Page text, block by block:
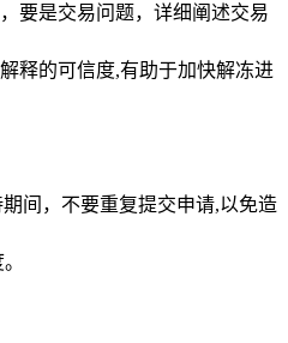
要是交易问题，详细阐述交易
释的可信度,有助于加快解冻进
间，不要重复提交申请,以免造